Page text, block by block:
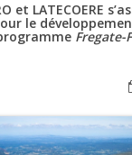
et LATECOERE
le
Fregate-